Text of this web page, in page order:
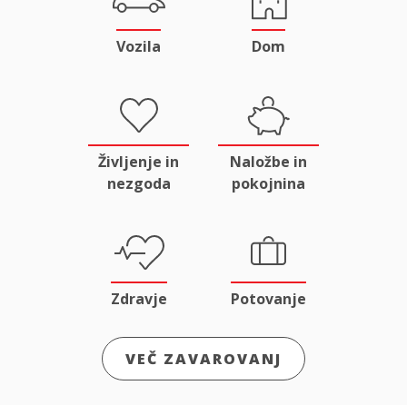
Vozila Dom
Življenje in
nezgoda
Naložbe in
pokojnina
Zdravje Potovanje
VEČ ZAVAROVANJ